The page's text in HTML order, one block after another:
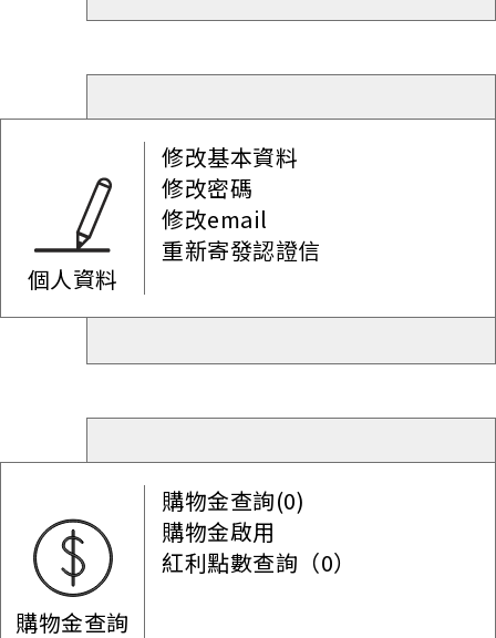
個人資料
修改基本資料
修改密碼
修改email
重新寄發認證信
購物金查詢
購物金查詢(0)
購物金啟用
紅利點數查詢（0）